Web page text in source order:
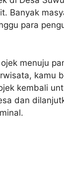
Banyak
para
menuju
kamu
kembali
dan